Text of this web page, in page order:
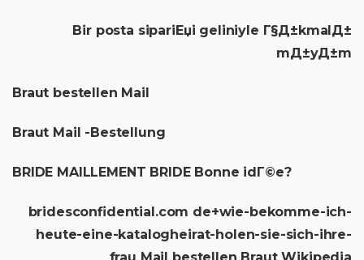
Bir posta sipariЕџi geliniyle Г§Д±kmalД±
mД±yД±m
Braut bestellen Mail
Braut Mail -Bestellung
BRIDE MAILLEMENT BRIDE Bonne idГ©e?
bridesconfidential.com de+wie-bekomme-ich-
heute-eine-katalogheirat-holen-sie-sich-ihre-